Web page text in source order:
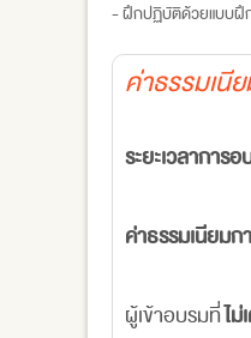
- ฝึกปฏิบัติด้วยแบบฝึ
ค่าธรรมเนี
ระยะเวลาการ
ค่าธรรมเนียมก
ผู้เข้าอบรมที่ไม่